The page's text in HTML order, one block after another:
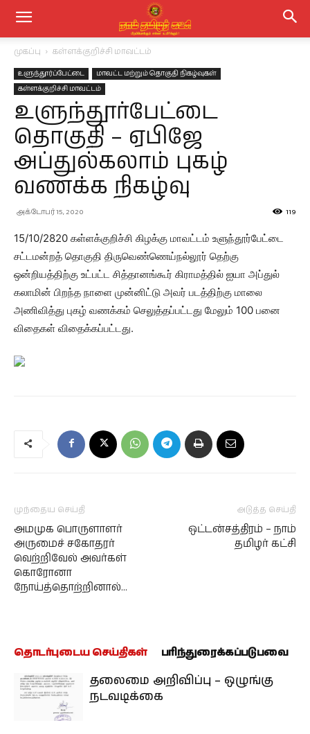
முகப்பு கள்ளக்குறிச்சி மாவட்டம்
உளுந்தூர்ப்பேட்டை
மாவட்ட மற்றும் தொகுதி நிகழ்வுகள்
கள்ளக்குறிச்சி மாவட்டம்
உளுந்தூர்பேட்டை
தொகுதி – ஏபிஜே
அப்துல்கலாம் புகழ்
வணக்க நிகழ்வு
அக்டோபர் 15, 2020 119
15/10/2820 கள்ளக்குறிச்சி கிழக்கு மாவட்டம் உளுந்தூர்பேட்டை
சட்டமன்றத் தொகுதி திருவெண்ணெய்நல்லூர் தெற்கு
ஒன்றியத்திற்கு உட்பட்ட சித்தானங்கூர் கிராமத்தில் ஐயா அப்துல்
கலாமின் பிறந்த நாளை முன்னிட்டு அவர் படத்திற்கு மாலை
அணிவித்து புகழ் வணக்கம் செலுத்தப்பட்டது மேலும் 100 பனை
விதைகள் விதைக்கப்பட்டது.
முந்தைய செய்தி
அமமுக பொருளாளர்
அருமைச் சகோதரர்
வெற்றிவேல் அவர்கள்
கொரோனா
நோய்த்தொற்றினால்…
அடுத்த செய்தி
ஒட்டன்சத்திரம் – நாம்
தமிழர் கட்சி
தொடர்புடைய செய்திகள் பரிந்துரைக்கப்படுபவை
தலைமை அறிவிப்பு – ஒழுங்கு
நடவடிக்கை